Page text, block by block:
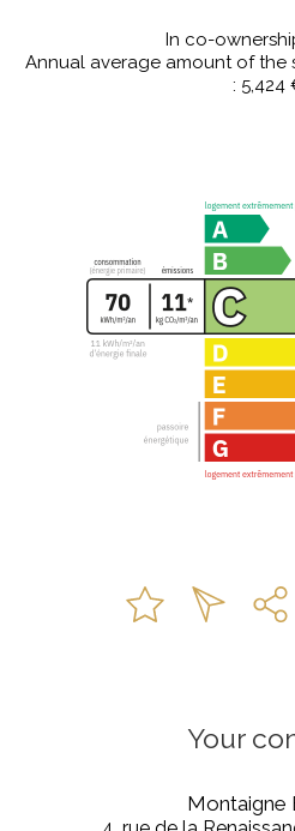
In co-
Annual average amount of the
: 5,424
Your
Montaigne